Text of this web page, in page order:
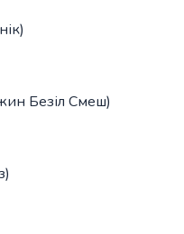
Безіл Смеш)